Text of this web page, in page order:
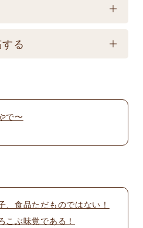
。】
イメージとなり変更にな
い。 ※人気商品の為、急
下さい。
る
で〜
、食品ただものではない！
こぶ味覚である！